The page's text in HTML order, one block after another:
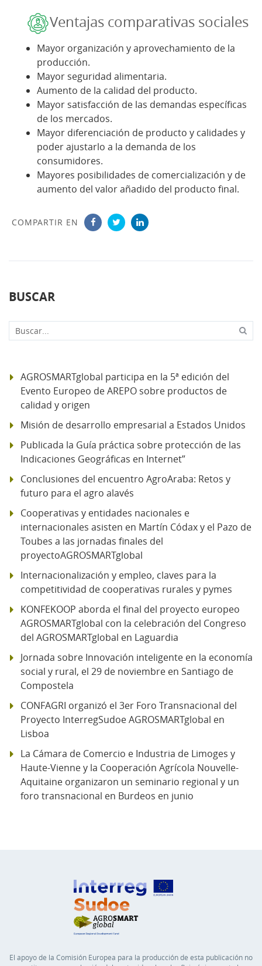
Ventajas comparativas sociales
Mayor organización y aprovechamiento de la
producción.
Mayor seguridad alimentaria.
Aumento de la calidad del producto.
Mayor satisfacción de las demandas específicas
de los mercados.
Mayor diferenciación de producto y calidades y
poder ajustarlo a la demanda de los
consumidores.
Mayores posibilidades de comercialización y de
aumento del valor añadido del producto final.
COMPARTIR EN
BUSCAR
Buscar...
AGROSMARTglobal participa en la 5ª edición del
Evento Europeo de AREPO sobre productos de
calidad y origen
Misión de desarrollo empresarial a Estados Unidos
Publicada la Guía práctica sobre protección de las
Indicaciones Geográficas en Internet”
Conclusiones del encuentro AgroAraba: Retos y
futuro para el agro alavés
Cooperativas y entidades nacionales e
internacionales asisten en Martín Códax y el Pazo de
Toubes a las jornadas finales del
proyectoAGROSMARTglobal
Internacionalización y empleo, claves para la
competitividad de cooperativas rurales y pymes
KONFEKOOP aborda el final del proyecto europeo
AGROSMARTglobal con la celebración del Congreso
del AGROSMARTglobal en Laguardia
Jornada sobre Innovación inteligente en la economía
social y rural, el 29 de noviembre en Santiago de
Compostela
CONFAGRI organizó el 3er Foro Transnacional del
Proyecto InterregSudoe AGROSMARTglobal en
Lisboa
La Cámara de Comercio e Industria de Limoges y
Haute-Vienne y la Cooperación Agrícola Nouvelle-
Aquitaine organizaron un seminario regional y un
foro transnacional en Burdeos en junio
El apoyo de la Comisión Europea para la producción de esta publicación no